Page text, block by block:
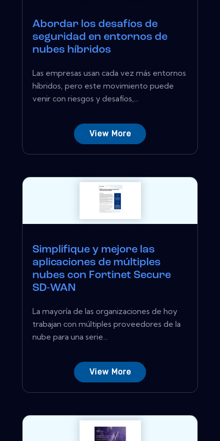
Abordar los desafíos de
seguridad en entornos de
nubes híbridos
Las empresas usan cada vez más entornos
híbridos, pero este movimiento puede
venir con riesgos y desafíos,...
View More
Simplifique y mejore las
aplicaciones de múltiples
nubes con Fortinet Secure
SD-WAN
La mayoría de las organizaciones de hoy
trabajan con múltiples proveedores de la
nube para una serie...
View More